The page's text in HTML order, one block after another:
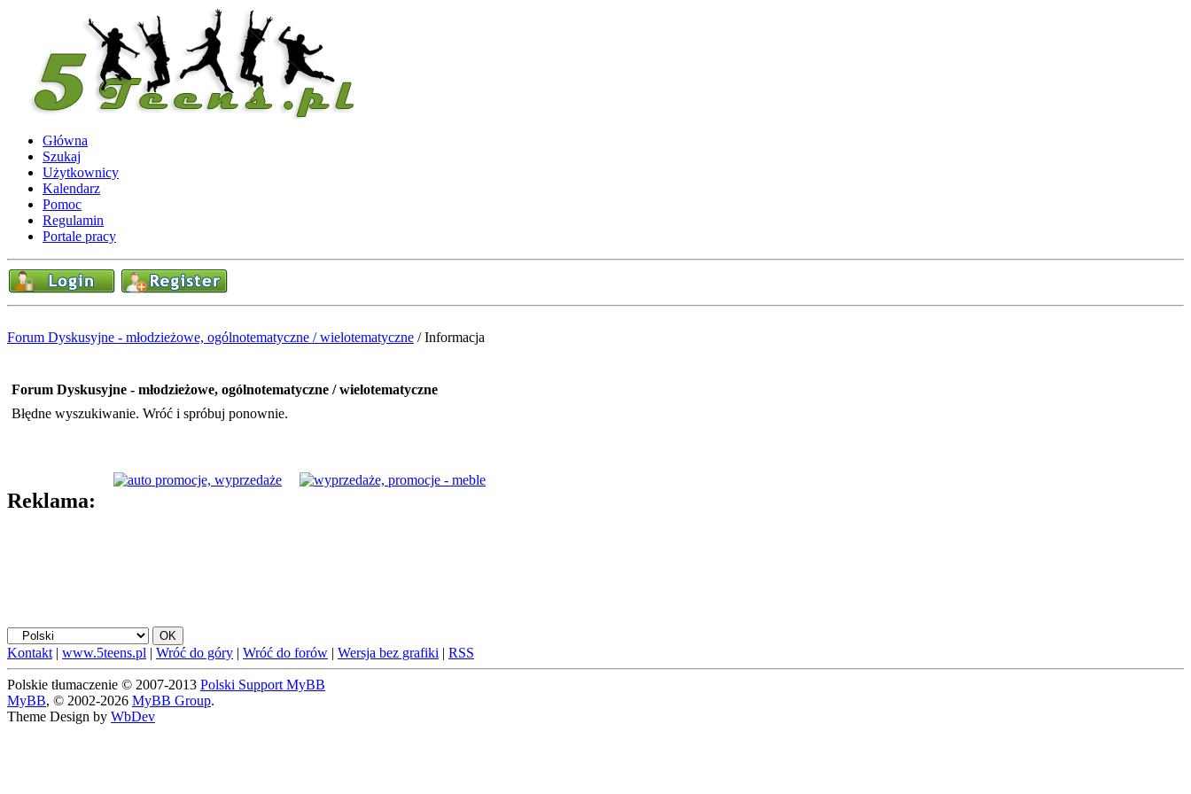
Główna
Szukaj
Użytkownicy
Kalendarz
Pomoc
Regulamin
Portale pracy
Forum Dyskusyjne - młodzieżowe, ogólnotematyczne / wielotematyczne /Informacja
Forum Dyskusyjne - młodzieżowe, ogólnotematyczne / wielotematyczne
Błędne wyszukiwanie. Wróć i spróbuj ponownie.
Reklama:
Kontakt | www.5teens.pl | Wróć do góry | Wróć do forów | Wersja bez grafiki | RSS
Polskie tłumaczenie © 2007-2013 Polski Support MyBB
MyBB, © 2002-2026 MyBB Group.
Theme Design by WbDev